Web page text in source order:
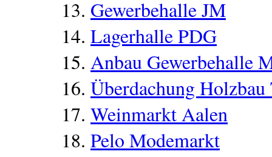
Gewerbehalle JM
Lagerhalle PDG
Anbau Gewerbehalle
Überdachung
Weinmarkt Aalen
Pelo Modemarkt